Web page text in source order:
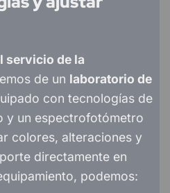
servicio de la
de un laboratorio de
con tecnologías de
y un espectrofotómetro
colores, alteraciones y
directamente en
podemos: